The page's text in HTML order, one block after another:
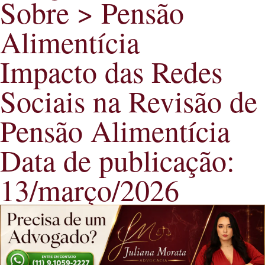
Sobre > Pensão
Alimentícia
Impacto das Redes
Sociais na Revisão de
Pensão Alimentícia
Data de publicação:
13/março/2026